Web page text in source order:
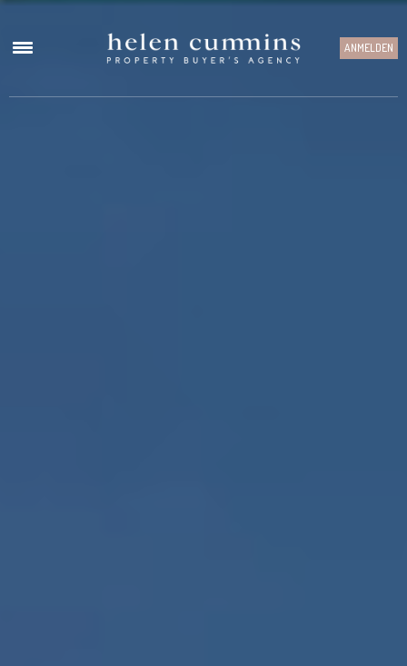
ANMELDEN